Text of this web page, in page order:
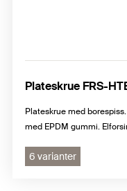
Plateskrue FRS-
Plateskrue med
med EPDM gummi.
6 varianter